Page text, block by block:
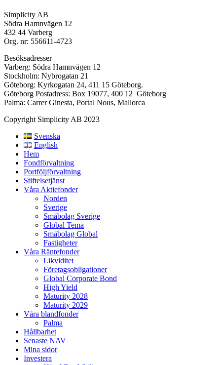
Simplicity AB
Södra Hamnvägen 12
432 44 Varberg
Org. nr: 556611-4723
Besöksadresser
Varberg: Södra Hamnvägen 12
Stockholm: Nybrogatan 21
Göteborg: Kyrkogatan 24, 411 15 Göteborg.
Göteborg Postadress: Box 19077, 400 12 Göteborg
Palma: Carrer Ginesta, Portal Nous, Mallorca
Copyright Simplicity AB 2023
Svenska
English
Hem
Fondförvaltning
Portföljförvaltning
Stiftelsetjänst
Våra Aktiefonder
Norden
Sverige
Småbolag Sverige
Global Tema
Småbolag Global
Fastigheter
Våra Räntefonder
Likviditet
Företagsobligationer
Global Corporate Bond
High Yield
Maturity 2028
Maturity 2029
Våra blandfonder
Palma
Hållbarhet
Senaste NAV
Mina sidor
Investera